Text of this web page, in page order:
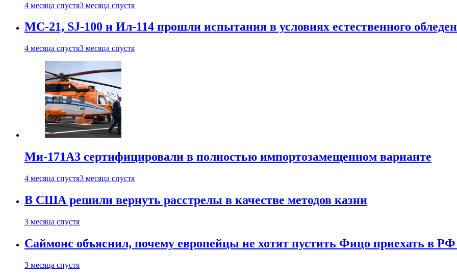
4 месяца спустя3 месяца спустя
МС-21, SJ-100 и Ил-114 прошли испытания в условиях естественного
4 месяца спустя3 месяца спустя
Ми-171А3 сертифицировали в полностью импортозамещенном варианте
4 месяца спустя3 месяца спустя
В США решили вернуть расстрелы в качестве методов казни
3 месяца спустя
Саймонс объяснил, почему европейцы не хотят пустить Фицо приехать в
3 месяца спустя